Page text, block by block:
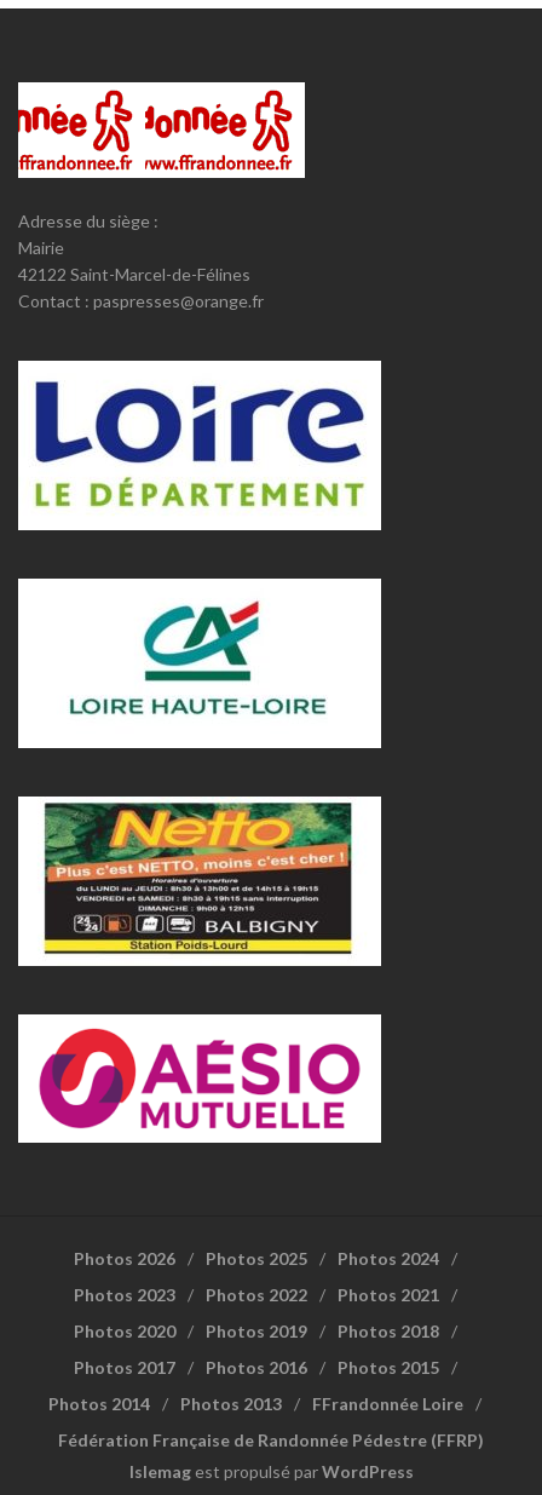
Adresse du siège :
Mairie
42122 Saint-Marcel-de-Félines
Contact : paspresses@orange.fr
Photos 2026 Photos 2025
Photos 2024
Photos 2023
Photos 2022
Photos 2021
Photos 2020
Photos 2019
Photos 2018
Photos 2017
Photos 2016
Photos 2015
Photos 2014
Photos 2013
FFrandonnée Loire
Fédération Française de Randonnée Pédestre (FFRP)
Islemagest propulsé parWordPress